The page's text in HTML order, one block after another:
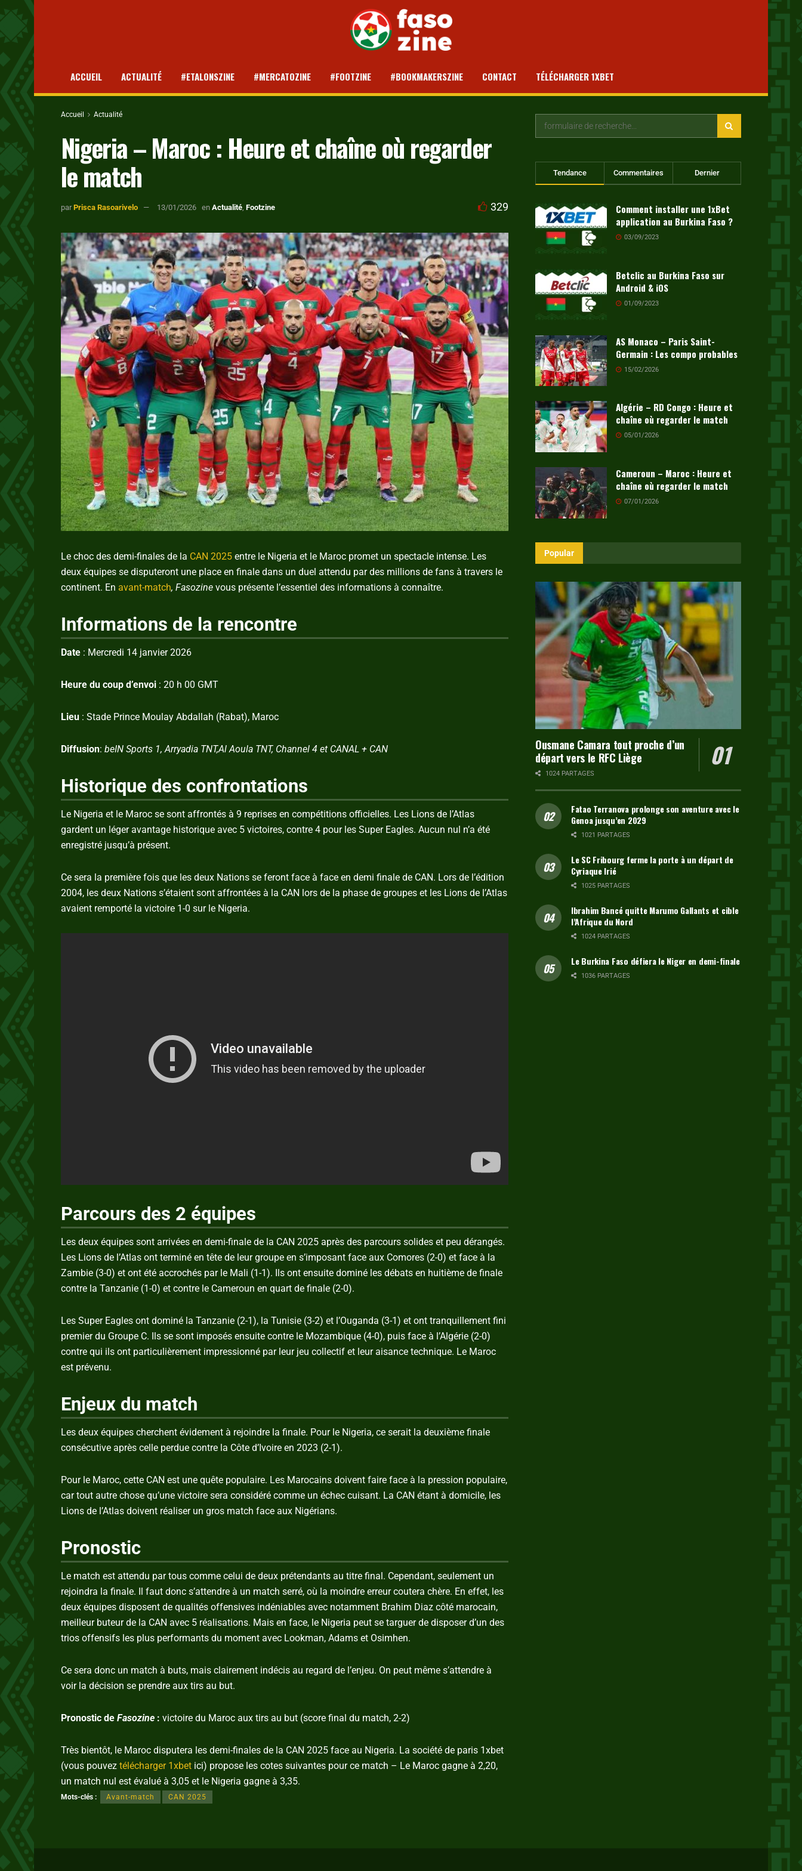
ACCUEIL ACTUALITÉ #ETALONSZINE #MERCATOZINE #FOOTZINE #BOOKMAKERSZINE CONTACT TÉLÉCHARGER 1XBET
Accueil Actualité
Nigeria – Maroc : Heure et chaîne où regarder
le match
par Prisca Rasoarivelo 13/01/2026 en Actualité Footzine 329
Le choc des demi-finales de la CAN 2025 entre le Nigeria et le Maroc promet un spectacle intense. Les
deux équipes se disputeront une place en finale dans un duel attendu par des millions de fans à travers le
continent. En avant-match, Fasozine vous présente l’essentiel des informations à connaître.
Informations de la rencontre
Date : Mercredi 14 janvier 2026
Heure du coup d’envoi : 20 h 00 GMT
Lieu : Stade Prince Moulay Abdallah (Rabat), Maroc
Diffusion: beIN Sports 1, Arryadia TNT,Al Aoula TNT, Channel 4 et CANAL + CAN
Historique des confrontations
Le Nigeria et le Maroc se sont affrontés à 9 reprises en compétitions officielles. Les Lions de l’Atlas
gardent un léger avantage historique avec 5 victoires, contre 4 pour les Super Eagles. Aucun nul n’a été
enregistré jusqu’à présent.
Ce sera la première fois que les deux Nations se feront face à face en demi finale de CAN. Lors de l’édition
2004, les deux Nations s’étaient sont affrontées à la CAN lors de la phase de groupes et les Lions de l’Atlas
avaient remporté la victoire 1-0 sur le Nigeria.
Parcours des 2 équipes
Les deux équipes sont arrivées en demi-finale de la CAN 2025 après des parcours solides et peu dérangés.
Les Lions de l’Atlas ont terminé en tête de leur groupe en s’imposant face aux Comores (2-0) et face à la
Zambie (3-0) et ont été accrochés par le Mali (1-1). Ils ont ensuite dominé les débats en huitième de finale
contre la Tanzanie (1-0) et contre le Cameroun en quart de finale (2-0).
Les Super Eagles ont dominé la Tanzanie (2-1), la Tunisie (3-2) et l’Ouganda (3-1) et ont tranquillement fini
premier du Groupe C. Ils se sont imposés ensuite contre le Mozambique (4-0), puis face à l’Algérie (2-0)
contre qui ils ont particulièrement impressionné par leur jeu collectif et leur aisance technique. Le Maroc
est prévenu.
Enjeux du match
Les deux équipes cherchent évidement à rejoindre la finale. Pour le Nigeria, ce serait la deuxième finale
consécutive après celle perdue contre la Côte d’Ivoire en 2023 (2-1).
Pour le Maroc, cette CAN est une quête populaire. Les Marocains doivent faire face à la pression populaire,
car tout autre chose qu’une victoire sera considéré comme un échec cuisant. La CAN étant à domicile, les
Lions de l’Atlas doivent réaliser un gros match face aux Nigérians.
Pronostic
Le match est attendu par tous comme celui de deux prétendants au titre final. Cependant, seulement un
rejoindra la finale. Il faut donc s’attendre à un match serré, où la moindre erreur coutera chère. En effet, les
deux équipes disposent de qualités offensives indéniables avec notamment Brahim Diaz côté marocain,
meilleur buteur de la CAN avec 5 réalisations. Mais en face, le Nigeria peut se targuer de disposer d’un des
trios offensifs les plus performants du moment avec Lookman, Adams et Osimhen.
Ce sera donc un match à buts, mais clairement indécis au regard de l’enjeu. On peut même s’attendre à
voir la décision se prendre aux tirs au but.
Pronostic de Fasozine : victoire du Maroc aux tirs au but (score final du match, 2-2)
Très bientôt, le Maroc disputera les demi-finales de la CAN 2025 face au Nigeria. La société de paris 1xbet
(vous pouvez télécharger 1xbet ici) propose les cotes suivantes pour ce match – Le Maroc gagne à 2,20,
un match nul est évalué à 3,05 et le Nigeria gagne à 3,35.
Mots-clés : Avant-match CAN 2025
Tendance Commentaires Dernier
Comment installer une 1xBet
application au Burkina Faso ?
03/09/2023
Betclic au Burkina Faso sur
Android & iOS
01/09/2023
AS Monaco – Paris Saint-
Germain : Les compo probables
15/02/2026
Algérie – RD Congo : Heure et
chaîne où regarder le match
05/01/2026
Cameroun – Maroc : Heure et
chaîne où regarder le match
07/01/2026
Popular
Ousmane Camara tout proche d’un
départ vers le RFC Liège
1024 PARTAGES
Fatao Terranova prolonge son aventure avec le
Genoa jusqu’en 2029
1021 PARTAGES
Le SC Fribourg ferme la porte à un départ de
Cyriaque Irié
1025 PARTAGES
Ibrahim Bancé quitte Marumo Gallants et cible
l’Afrique du Nord
1024 PARTAGES
Le Burkina Faso défiera le Niger en demi-finale
1036 PARTAGES